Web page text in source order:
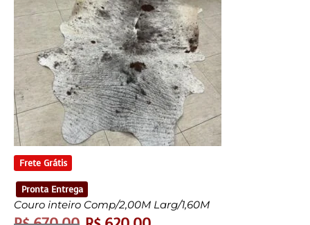
Frete Grátis
Pronta Entrega
Couro inteiro Comp/2,00M Larg/1,60M